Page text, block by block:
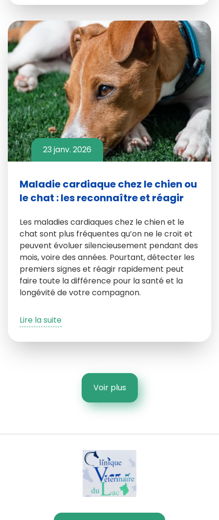
23 janv. 2026
Maladie cardiaque chez le chien ou
le chat : les reconnaître et réagir
Les maladies cardiaques chez le chien et le
chat sont plus fréquentes qu’on ne le croit et
peuvent évoluer silencieusement pendant des
mois, voire des années. Pourtant, détecter les
premiers signes et réagir rapidement peut
faire toute la différence pour la santé et la
longévité de votre compagnon.
Lire la suite
Voir plus